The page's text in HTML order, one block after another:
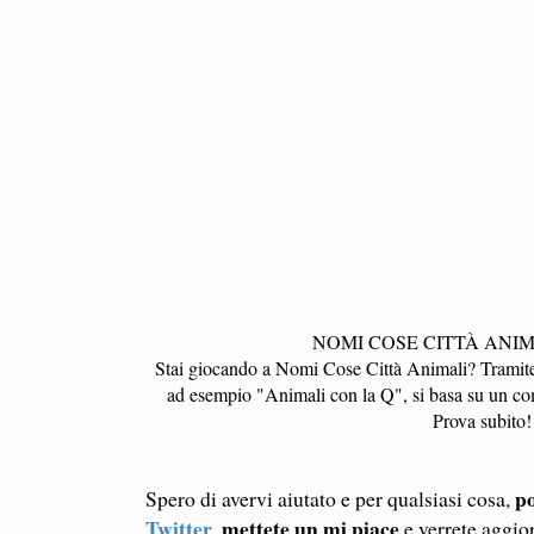
NOMI COSE CITTÀ
Stai giocando a Nomi Cose Città Animali?
ad esempio "Animali con la Q", si basa su un
Prova
Spero di avervi aiutato e per qualsiasi cosa,